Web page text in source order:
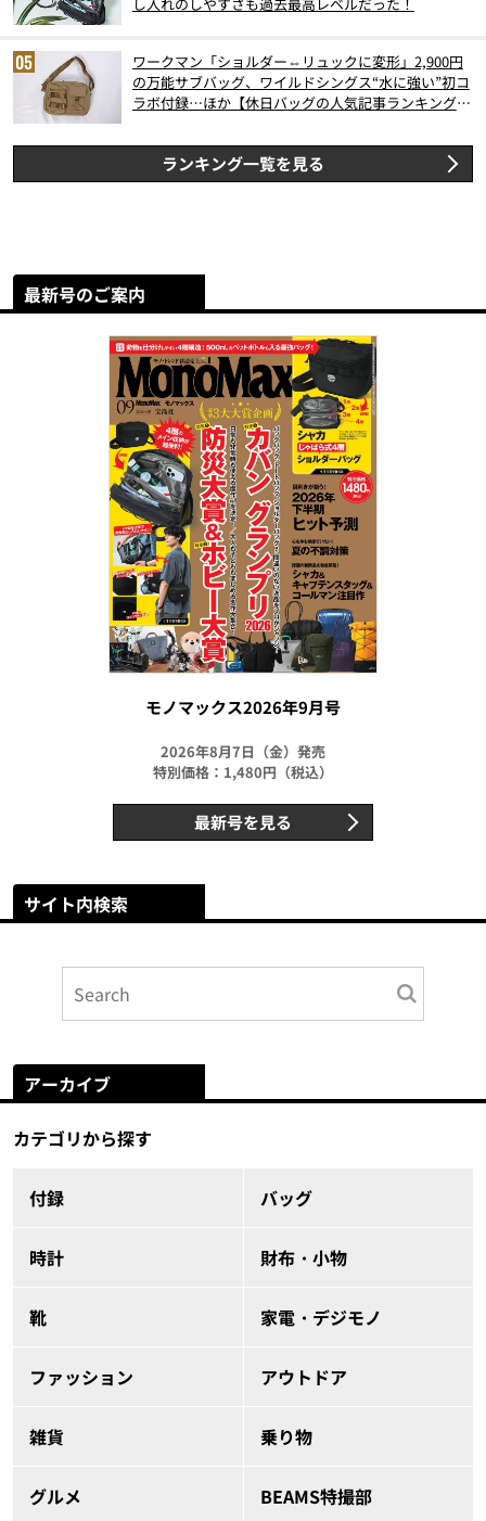
ワークマン「ショルダー⇔リュックに変形」2,900円
の万能サブバッグ、ワイルドシングス“水に強い”初コ
ラボ付録…ほか【休日バッグの人気記事ランキングベ
ランキング一覧を見る
最新号のご案内
モノマックス2026年9月号
2026年8月7日（金）発売
特別価格：1,480円（税込）
最新号を見る
サイト内検索
アーカイブ
カテゴリから探す
付録 バッグ
時計 財布・小物
靴 家電・デジモノ
ファッション アウトドア
雑貨 乗り物
グルメ BEAMS特撮部